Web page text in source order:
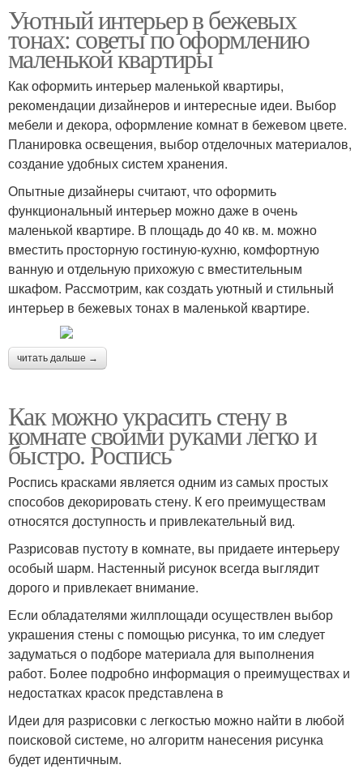
Уютный интерьер в бежевых
тонах: советы по оформлению
маленькой квартиры
Как оформить интерьер маленькой квартиры,
рекомендации дизайнеров и интересные идеи. Выбор
мебели и декора, оформление комнат в бежевом цвете.
Планировка освещения, выбор отделочных материалов,
создание удобных систем хранения.
Опытные дизайнеры считают, что оформить
функциональный интерьер можно даже в очень
маленькой квартире. В площадь до 40 кв. м. можно
вместить просторную гостиную-кухню, комфортную
ванную и отдельную прихожую с вместительным
шкафом. Рассмотрим, как создать уютный и стильный
интерьер в бежевых тонах в маленькой квартире.
читать дальше →
Как можно украсить стену в
комнате своими руками легко и
быстро. Роспись
Роспись красками является одним из самых простых
способов декорировать стену. К его преимуществам
относятся доступность и привлекательный вид.
Разрисовав пустоту в комнате, вы придаете интерьеру
особый шарм. Настенный рисунок всегда выглядит
дорого и привлекает внимание.
Если обладателями жилплощади осуществлен выбор
украшения стены с помощью рисунка, то им следует
задуматься о подборе материала для выполнения
работ. Более подробно информация о преимуществах и
недостатках красок представлена в
Идеи для разрисовки с легкостью можно найти в любой
поисковой системе, но алгоритм нанесения рисунка
будет идентичным.